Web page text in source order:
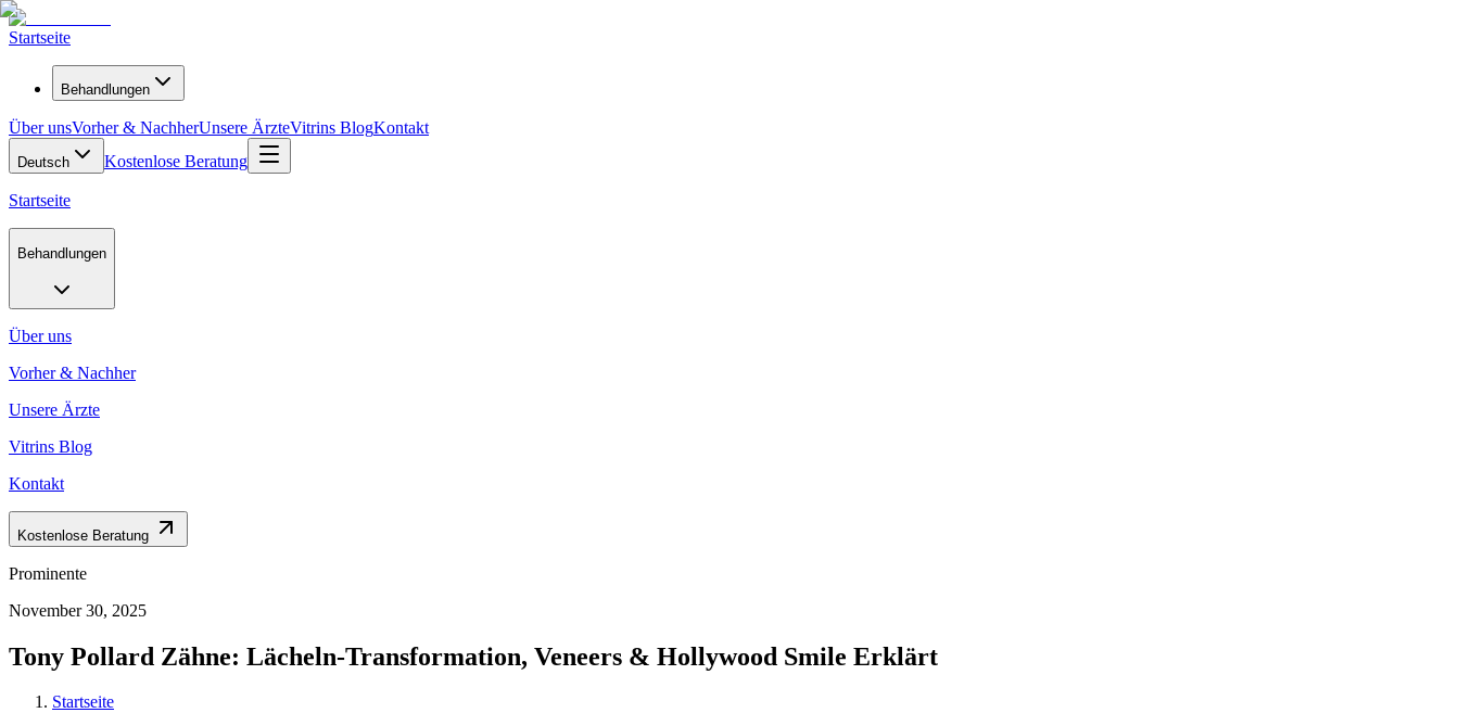
Startseite
Behandlungen
Über unsVorher & NachherUnsere ÄrzteVitrins BlogKontakt
Deutsch Kostenlose Beratung
Startseite
Behandlungen
Über uns
Vorher & Nachher
Unsere Ärzte
Vitrins Blog
Kontakt
Kostenlose Beratung
Prominente
November 30, 2025
Tony Pollard Zähne: Lächeln-Transformation, Veneers & Hollywood Smile Erklärt
Startseite